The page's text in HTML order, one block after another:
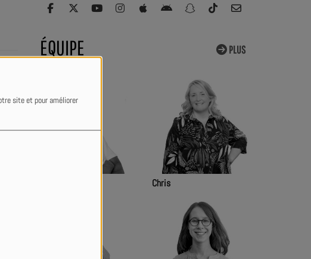
site et pour améliorer
PLUS
ÉQUIPE
Chris